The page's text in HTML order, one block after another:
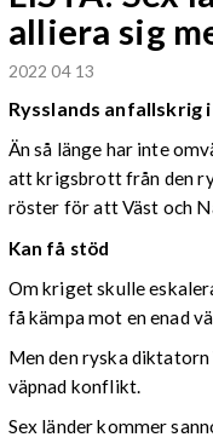
alliera sig
2022 04 13
Rysslands
Än så länge har inte
att krigsbrott från den
röster för att Väst och
Kan få stöd
Om kriget skulle
få kämpa mot en enad
Men den ryska
väpnad konflikt.
Sex länder kommer